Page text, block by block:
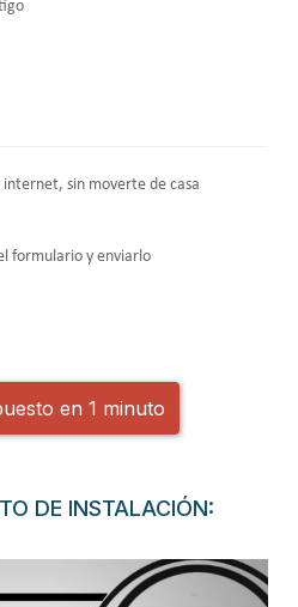
internet, sin moverte de casa
formulario y enviarlo
en 1 minuto
DE INSTALACIÓN: